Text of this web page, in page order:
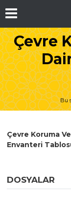
Çevre
Bu
Çevre Koruma
Envanteri
DOSYALAR